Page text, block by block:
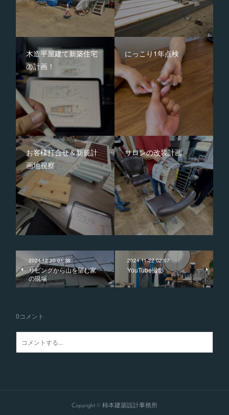
木造平屋建て新築住宅
の計画！
にっこり1年点検
お客様打合せ＆新規計
画地視察
サロンの改装計画
2024.12.20 01:38
リビングから山を望む家
の現場
2024.11.22 02:07
YouTube撮影
0コメント
Copyright © 柿本建築設計事務所